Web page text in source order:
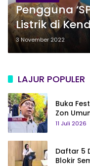
Pengguna
Listrik di
Peminat
3 November 2022
LAJUR POPULER
Buka
Zon
Status
11 Juli 2026
Daftar 5
Blokir